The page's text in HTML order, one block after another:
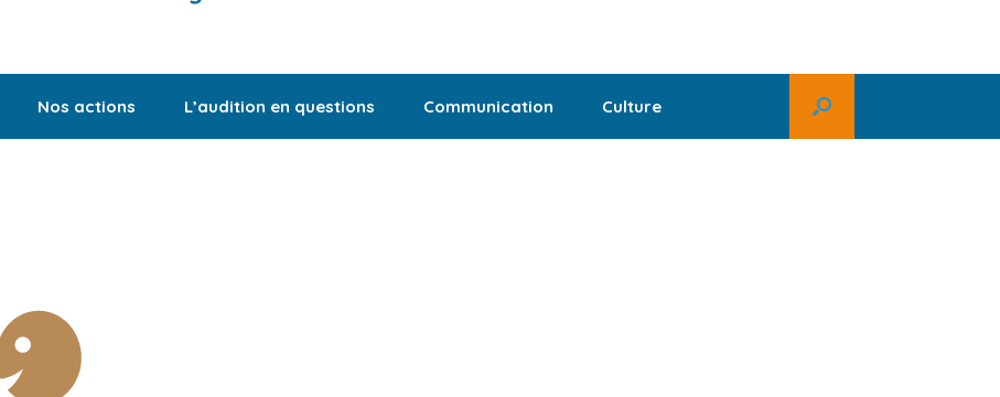
Nos actions L’audition en questions Communication Culture